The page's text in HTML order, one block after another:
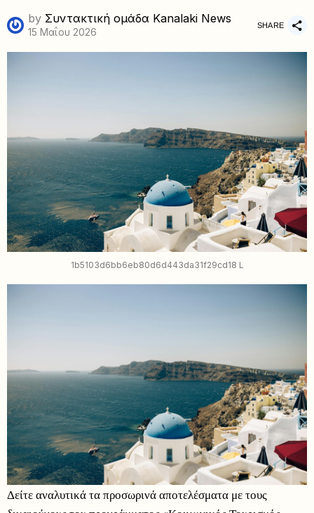
by Συντακτική ομάδα Kanalaki News
15 Μαΐου 2026
SHARE
1b5103d6bb6eb80d6d443da31f29cd18 L
Δείτε αναλυτικά τα προσωρινά αποτελέσματα με τους